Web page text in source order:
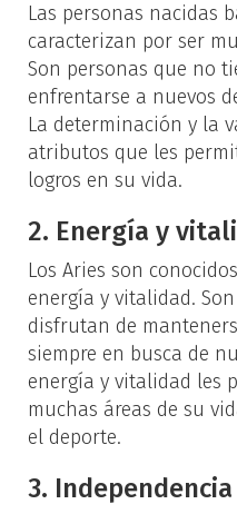
Las personas nacidas
caracterizan por ser
Son personas que no
enfrentarse a nuevos
La determinación y la
atributos que les
logros en su vida.
2. Energía y
Los Aries son
energía y vitalidad.
disfrutan de
siempre en busca de
energía y vitalidad les
muchas áreas de su
el deporte.
3.